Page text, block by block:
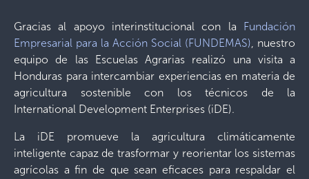
Gracias al apoyo interinstitucional con la Fundación
Empresarial para la Acción Social (FUNDEMAS), nuestro
equipo de las Escuelas Agrarias realizó una visita a
Honduras para intercambiar experiencias en materia de
agricultura sostenible con los técnicos de la
International Development Enterprises (iDE).
La iDE promueve la agricultura climáticamente
inteligente capaz de trasformar y reorientar los sistemas
agrícolas a fin de que sean eficaces para respaldar el